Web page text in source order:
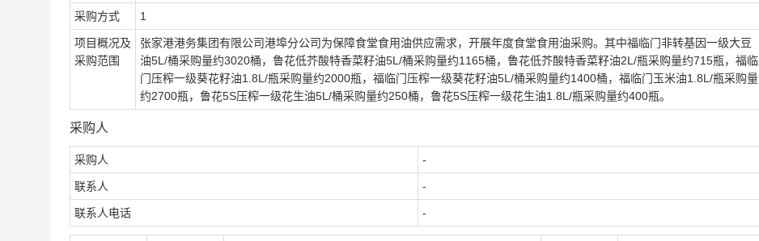
采购方式 1
项目概况及
采购范围
张家港港务集团有限公司港埠分公司为保障食堂食用油供应需求，开展年度食堂食用油采购。其中福临门非转基因一级大豆
油5L/桶采购量约3020桶，鲁花低芥酸特香菜籽油5L/桶采购量约1165桶，鲁花低芥酸特香菜籽油2L/瓶采购量约715瓶，福临
门压榨一级葵花籽油1.8L/瓶采购量约2000瓶，福临门压榨一级葵花籽油5L/桶采购量约1400桶，福临门玉米油1.8L/瓶采购量
约2700瓶，鲁花5S压榨一级花生油5L/桶采购量约250桶，鲁花5S压榨一级花生油1.8L/瓶采购量约400瓶。
采购人
采购人 -
联系人 -
联系人电话 -